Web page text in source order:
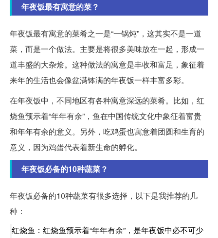
年夜饭最有寓意的菜？
年夜饭最有寓意的菜肴之一是“一锅炖”，这其实不是一道
菜，而是一个做法。主要是将很多美味放在一起，形成一
道丰盛的大杂烩。这种做法的寓意是丰收和富足，象征着
来年的生活也会像盆满钵满的年夜饭一样丰富多彩。
在年夜饭中，不同地区有各种寓意深远的菜肴。比如，红
烧鱼预示着“年年有余”，鱼在中国传统文化中象征着富贵
和年年有余的意义。另外，吃鸡蛋也寓意着团圆和生育的
意义，因为鸡蛋代表着新生命的孵化。
年夜饭必备的10种蔬菜？
年夜饭必备的10种蔬菜有很多选择，以下是我推荐的几
种：
红烧鱼：红烧鱼预示着“年年有余”，是年夜饭中必不可少